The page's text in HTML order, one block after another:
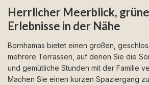
Herrlicher Meerblick,
Erlebnisse in der Nähe
Bornhamas bietet einen großen,
mehrere Terrassen, auf denen Sie die
und gemütliche Stunden mit der Familie
Machen Sie einen kurzen Spaziergang